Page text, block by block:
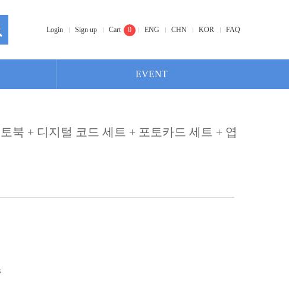
Login Sign up Cart 0 ENG CHN KOR FAQ
EVENT
북 + 디지털 코드 세트 + 포토카드 세트 + 엽